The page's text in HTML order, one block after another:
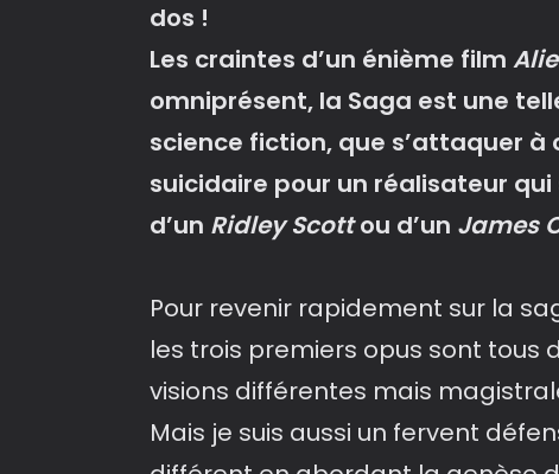
dos !
Les craintes d’un énième film
omniprésent, la Saga est une
science fiction, que s’attaquer
suicidaire pour un réalisateur
d’un Ridley Scottou d’un James
Pour revenir rapidement sur la
les trois premiers opus sont tous
visions différentes mais
Mais je suis aussi un fervent